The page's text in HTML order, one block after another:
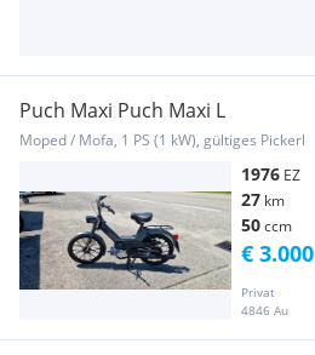
Puch Maxi Puch Maxi L
Moped / Mofa, 1 PS (1 kW), gültiges Pickerl
1976 EZ
27 km
50ccm
Privat
4846 Au
€ 3.000